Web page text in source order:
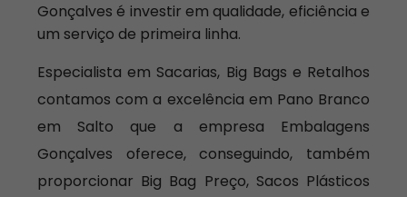
Gonçalves é investir em qualidade, eficiência e
um serviço de primeira linha.
Especialista em Sacarias, Big Bags e Retalhos
contamos com a excelência em Pano Branco
em Salto que a empresa Embalagens
Gonçalves oferece, conseguindo, também
proporcionar Big Bag Preço, Sacos Plásticos